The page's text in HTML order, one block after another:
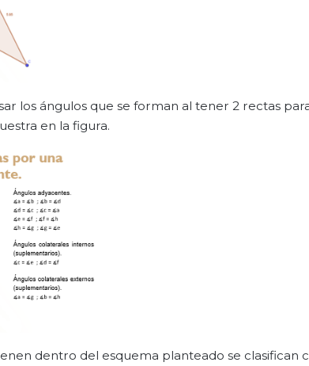
los ángulos que se forman al tener 2 rectas
en la figura.
dentro del esquema planteado se clasifican